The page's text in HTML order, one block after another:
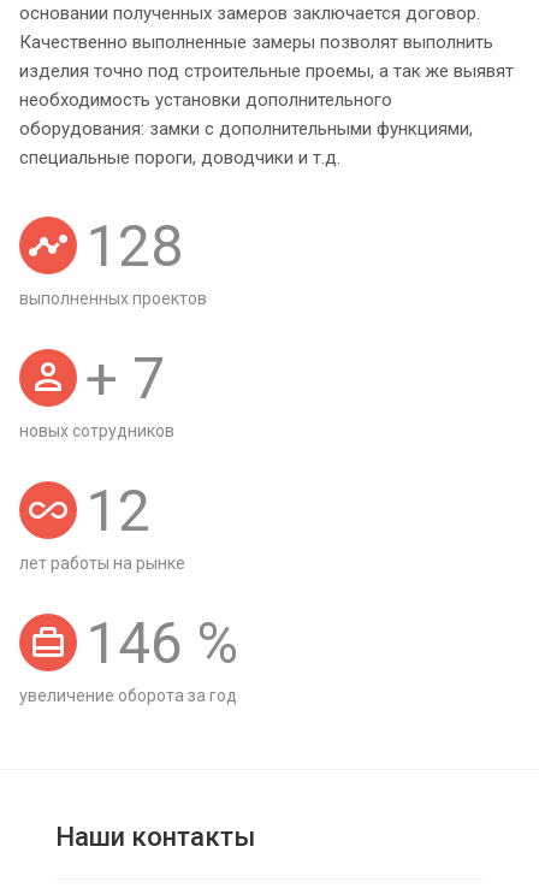
основании полученных замеров заключается договор.
Качественно выполненные замеры позволят выполнить
изделия точно под строительные проемы, а так же выявят
необходимость установки дополнительного
оборудования: замки с дополнительными функциями,
специальные пороги, доводчики и т.д.
128
выполненных проектов
+ 7
новых сотрудников
12
лет работы на рынке
146 %
увеличение оборота за год
Наши контакты